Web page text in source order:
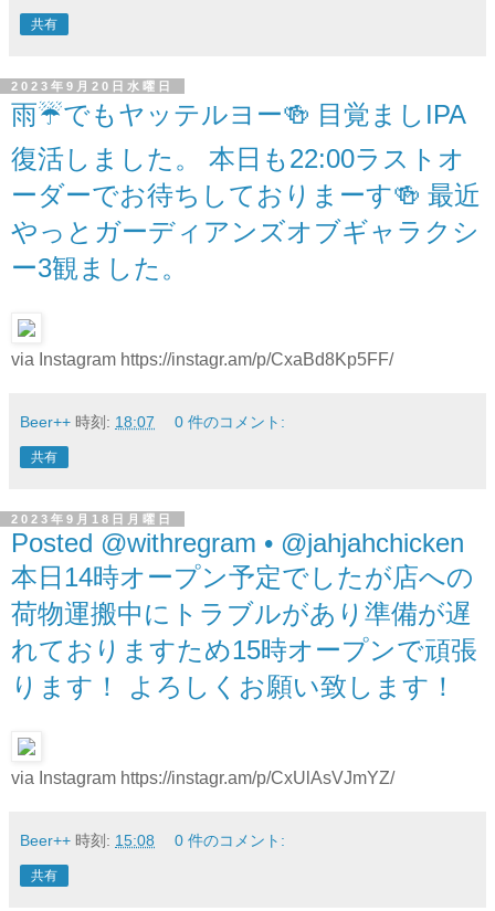
共有
2023年9月20日水曜日
雨☔️でもヤッテルヨー🍻 目覚ましIPA
復活しました。 本日も22:00ラストオ
ーダーでお待ちしておりまーす🍻 最近
やっとガーディアンズオブギャラクシ
ー3観ました。
via Instagram https://instagr.am/p/CxaBd8Kp5FF/
Beer++ 時刻: 18:07 0 件のコメント:
共有
2023年9月18日月曜日
Posted @withregram • @jahjahchicken
本日14時オープン予定でしたが店への
荷物運搬中にトラブルがあり準備が遅
れておりますため15時オープンで頑張
ります！ よろしくお願い致します！
via Instagram https://instagr.am/p/CxUlAsVJmYZ/
Beer++ 時刻: 15:08 0 件のコメント:
共有